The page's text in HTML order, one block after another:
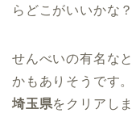
らどこがいいかな
せんべいの有名な
かもありそうです
埼玉県をクリアし